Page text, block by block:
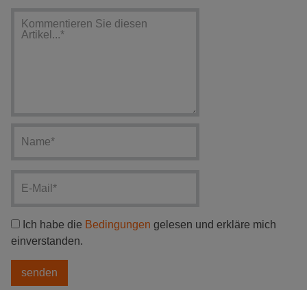
Ich habe die Bedingungen gelesen und erkläre mich
einverstanden.